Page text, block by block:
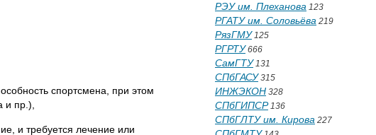
спортсмена, при этом
и пр.),
и требуется лечение или
РЭУ им. Плеханова 123
РГАТУ им. Соловьёва 219
РязГМУ125
РГРТУ666
СамГТУ131
СПбГАСУ315
ИНЖЭКОН 328
СПбГИПСР136
СПбГЛТУ им. Кирова 227